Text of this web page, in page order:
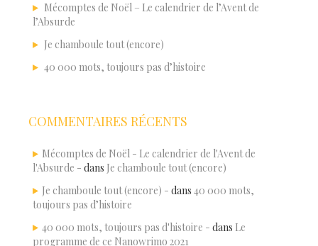
Mécomptes de Noël – Le calendrier de l’Avent de
l’Absurde
Je chamboule tout (encore)
40 000 mots, toujours pas d’histoire
COMMENTAIRES RÉCENTS
Mécomptes de Noël - Le calendrier de l'Avent de
l'Absurde - dans Je chamboule tout (encore)
Je chamboule tout (encore) - dans 40 000 mots,
toujours pas d’histoire
40 000 mots, toujours pas d'histoire - dans Le
programme de ce Nanowrimo 2021